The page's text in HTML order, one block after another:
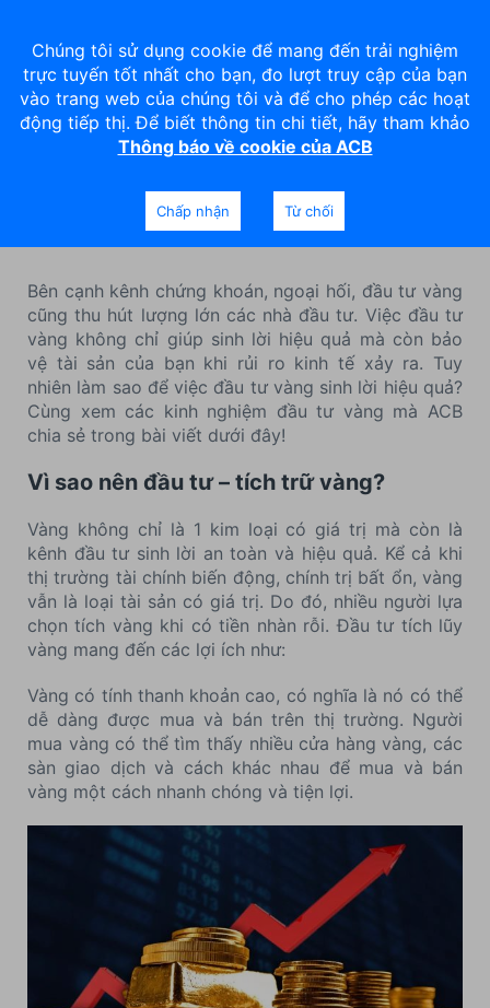
7 chiến lược đầu tư – tích lũy
vàng hiệu quả
Bên cạnh kênh chứng khoán, ngoại hối, đầu tư vàng
cũng thu hút lượng lớn các nhà đầu tư. Việc đầu tư
vàng không chỉ giúp sinh lời hiệu quả mà còn bảo
vệ tài sản của bạn khi rủi ro kinh tế xảy ra. Tuy
nhiên làm sao để việc đầu tư vàng sinh lời hiệu quả?
Cùng xem các kinh nghiệm đầu tư vàng mà ACB
chia sẻ trong bài viết dưới đây!
Vì sao nên đầu tư – tích trữ vàng?
Vàng không chỉ là 1 kim loại có giá trị mà còn là
kênh đầu tư sinh lời an toàn và hiệu quả. Kể cả khi
thị trường tài chính biến động, chính trị bất ổn, vàng
vẫn là loại tài sản có giá trị. Do đó, nhiều người lựa
chọn tích vàng khi có tiền nhàn rỗi. Đầu tư tích lũy
vàng mang đến các lợi ích như:
Vàng có tính thanh khoản cao, có nghĩa là nó có thể
dễ dàng được mua và bán trên thị trường. Người
mua vàng có thể tìm thấy nhiều cửa hàng vàng, các
sàn giao dịch và cách khác nhau để mua và bán
vàng một cách nhanh chóng và tiện lợi.
Chúng tôi sử dụng cookie để mang đến trải nghiệm
trực tuyến tốt nhất cho bạn, đo lượt truy cập của bạn
vào trang web của chúng tôi và để cho phép các hoạt
động tiếp thị. Để biết thông tin chi tiết, hãy tham khảo
Thông báo về cookie của ACB
Chấp nhận Từ chối